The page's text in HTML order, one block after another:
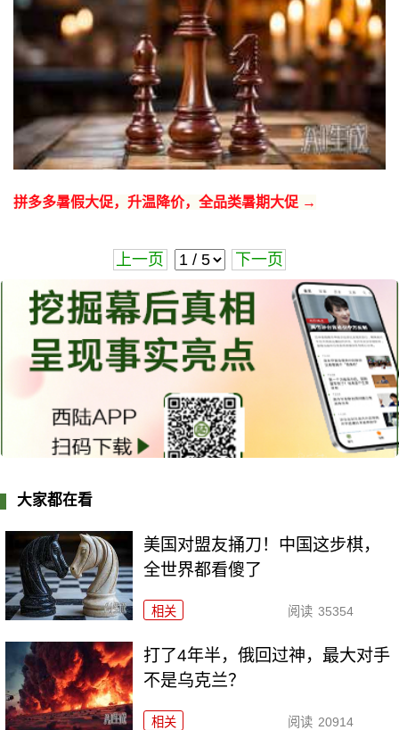
拼多多暑假大促，升温降价，全品类暑期大促 →
上一页 下一页
大家都在看
美国对盟友捅刀！中国这步棋，
全世界都看傻了
相关 阅读 35354
打了4年半，俄回过神，最大对手
不是乌克兰？
相关 阅读 20914